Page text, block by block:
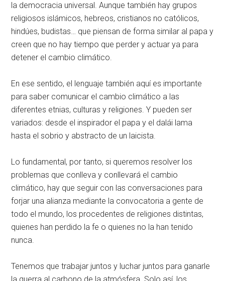
la democracia universal. Aunque también hay grupos
religiosos islámicos, hebreos, cristianos no católicos,
hindúes, budistas… que piensan de forma similar al papa y
creen que no hay tiempo que perder y actuar ya para
detener el cambio climático.
En ese sentido, el lenguaje también aquí es importante
para saber comunicar el cambio climático a las
diferentes etnias, culturas y religiones. Y pueden ser
variados: desde el inspirador el papa y el dalái lama
hasta el sobrio y abstracto de un laicista.
Lo fundamental, por tanto, si queremos resolver los
problemas que conlleva y conllevará el cambio
climático, hay que seguir con las conversaciones para
forjar una alianza mediante la convocatoria a gente de
todo el mundo, los procedentes de religiones distintas,
quienes han perdido la fe o quienes no la han tenido
nunca.
Tenemos que trabajar juntos y luchar juntos para ganarle